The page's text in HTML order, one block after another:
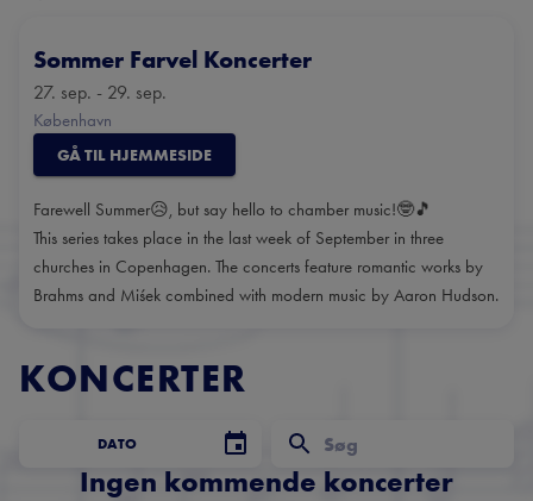
Sommer Farvel Koncerter
27. sep. - 29. sep.
København
GÅ TIL HJEMMESIDE
Farewell Summer😥, but say hello to chamber music!🤓🎵
This series takes place in the last week of September in three
churches in Copenhagen. The concerts feature romantic works by
Brahms and Miśek combined with modern music by Aaron Hudson.
KONCERTER
DATO
Ingen kommende koncerter